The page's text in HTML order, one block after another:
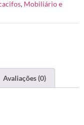
, Mobiliário e
Avaliações (0)